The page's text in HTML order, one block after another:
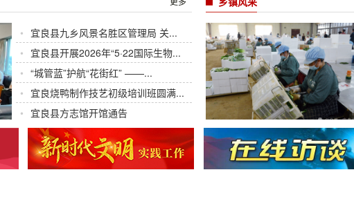
• 宜良县九乡风景名胜区管理局 关...
• 宜良县开展2026年“5·22国际生物...
• “城管蓝”护航“花街红” ——...
• 宜良烧鸭制作技艺初级培训班圆满...
• 宜良县方志馆开馆通告